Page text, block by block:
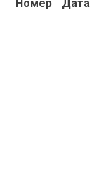
Номер Дата